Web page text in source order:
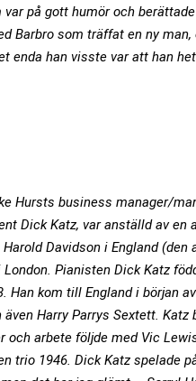
var på gott humör och
Barbro som träffat en ny man,
enda han visste var att han
Hursts business manager/
Dick Katz, var anställd av en
Davidson i England (den
Pianisten Dick Katz
Han kom till England i början
även Harry Parrys Sextett.
och arbete följde med Vic
trio 1946. Dick Katz spelade